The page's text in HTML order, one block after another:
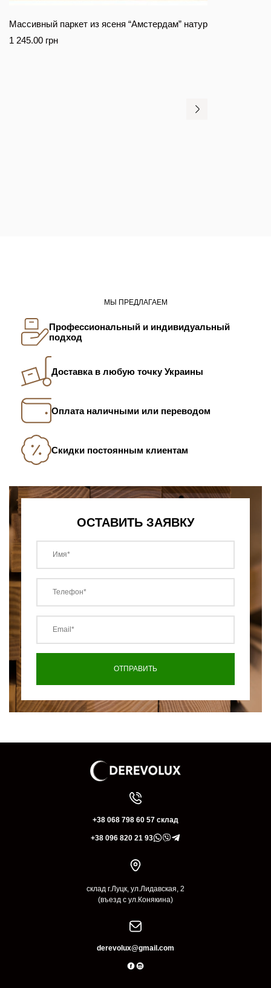
Массивный паркет из ясеня “Амстердам” натур
1 245.00 грн
МЫ ПРЕДЛАГАЕМ
Профессиональный и индивидуальный
подход
Доставка в любую точку Украины
Оплата наличными или переводом
Скидки постоянным клиентам
ОСТАВИТЬ ЗАЯВКУ
+38 068 798 60 57 склад
+38 096 820 21 93
склад г.Луцк, ул.Лидавская, 2
(въезд с ул.Конякина)
derevolux@gmail.com